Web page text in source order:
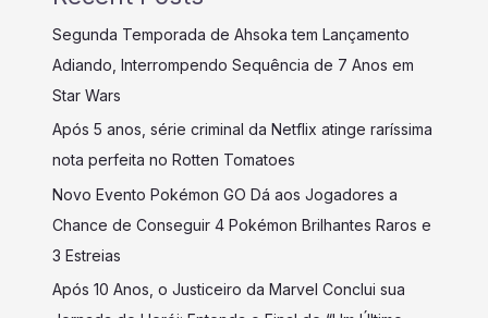
Segunda Temporada de Ahsoka tem Lançamento
Adiando, Interrompendo Sequência de 7 Anos em
Star Wars
Após 5 anos, série criminal da Netflix atinge raríssima
nota perfeita no Rotten Tomatoes
Novo Evento Pokémon GO Dá aos Jogadores a
Chance de Conseguir 4 Pokémon Brilhantes Raros e
3 Estreias
Após 10 Anos, o Justiceiro da Marvel Conclui sua